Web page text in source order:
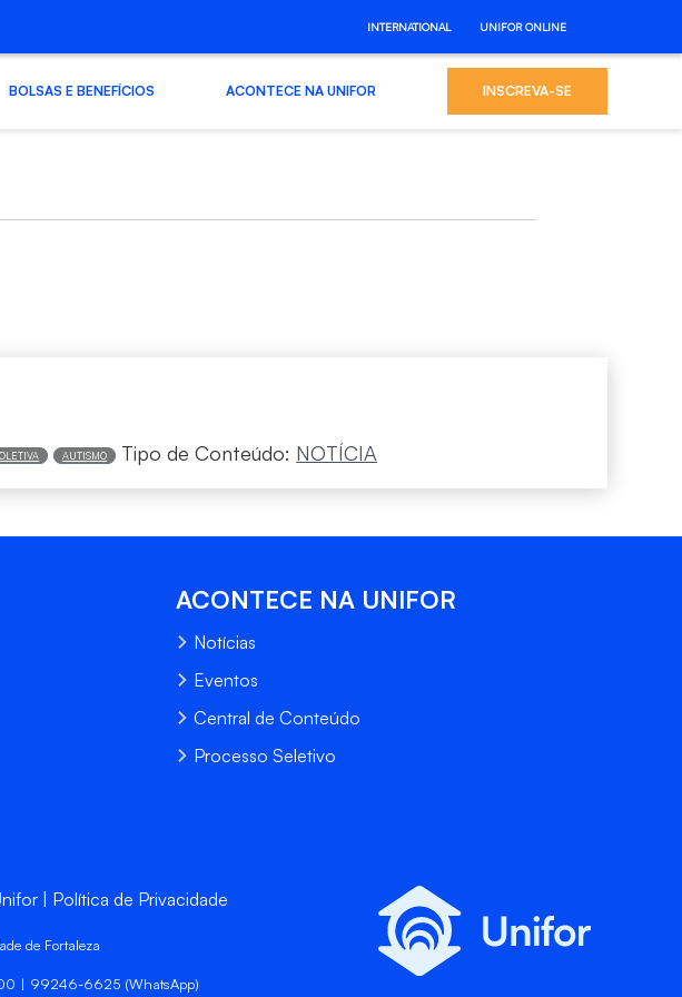
INTERNATIONAL UNIFOR ONLINE
BOLSAS E BENEFÍCIOS ACONTECE NA UNIFOR INSCREVA-SE
AUTISMO Tipo de Conteúdo: NOTÍCIA
ACONTECE NA UNIFOR
Notícias
Eventos
Central de Conteúdo
Processo Seletivo
Política de Privacidade
de Fortaleza
| 99246-6625 (WhatsApp)